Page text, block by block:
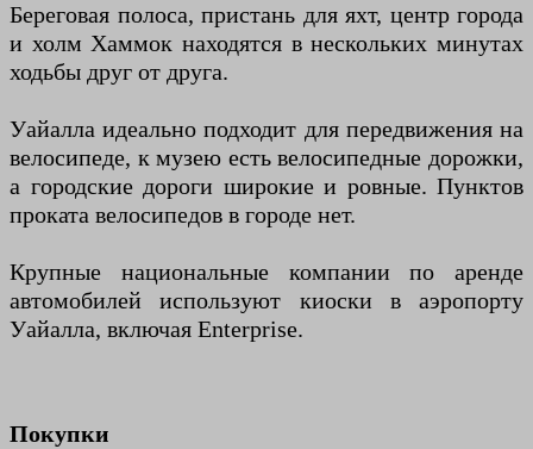
Береговая полоса, пристань для яхт, центр города
и холм Хаммок находятся в нескольких минутах
ходьбы друг от друга.
Уайалла идеально подходит для передвижения на
велосипеде, к музею есть велосипедные дорожки,
а городские дороги широкие и ровные. Пунктов
проката велосипедов в городе нет.
Крупные национальные компании по аренде
автомобилей используют киоски в аэропорту
Уайалла, включая Enterprise.
Покупки